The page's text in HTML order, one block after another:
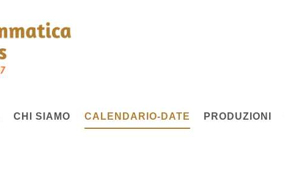
CHI SIAMO CALENDARIO-DATE PRODUZIONI